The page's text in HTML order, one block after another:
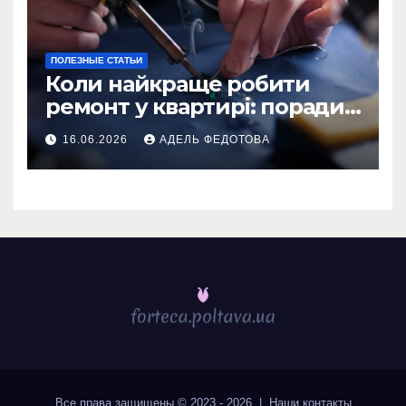
ПОЛЕЗНЫЕ СТАТЬИ
Коли найкраще робити
ремонт у квартирі: поради
та особливості 2026
16.06.2026 АДЕЛЬ ФЕДОТОВА
Все права защищены © 2023 - 2026 | Наши контакты